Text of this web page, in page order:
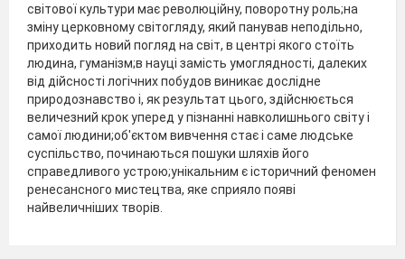
світової культури має революційну, поворотну роль;на
зміну церковному світогляду, який панував неподільно,
приходить новий погляд на світ, в центрі якого стоїть
людина, гуманізм;в науці замість умоглядності, далеких
від дійсності логічних побудов виникає дослідне
природознавство і, як результат цього, здійснюється
величезний крок уперед у пізнанні навколишнього світу і
самої людини;об'єктом вивчення стає і саме людське
суспільство, починаються пошуки шляхів його
справедливого устрою;унікальним є історичний феномен
ренесансного мистецтва, яке сприяло появі
найвеличніших творів.